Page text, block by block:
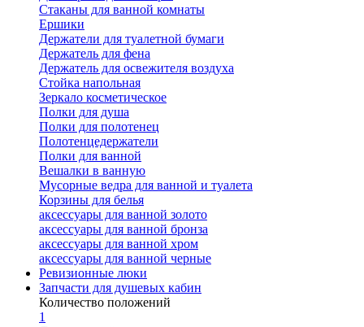
Стаканы для ванной комнаты
Ершики
Держатели для туалетной бумаги
Держатель для фена
Держатель для освежителя воздуха
Стойка напольная
Зеркало косметическое
Полки для душа
Полки для полотенец
Полотенцедержатели
Полки для ванной
Вешалки в ванную
Мусорные ведра для ванной и туалета
Корзины для белья
аксессуары для ванной золото
аксессуары для ванной бронза
аксессуары для ванной хром
аксессуары для ванной черные
Ревизионные люки
Запчасти для душевых кабин
Количество положений
1